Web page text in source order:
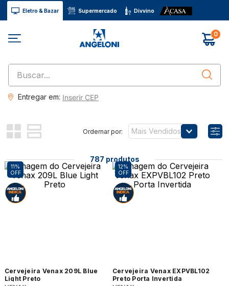
Eletro & Bazar Supermercado Divvino
0
Buscar...
Entregar em: Inserir CEP
Mais Vendidos
787 produtos
11%
OFF
Cervejeira Venax 209L Blue
Light Preto
12%
OFF
Cervejeira Venax EXPVBL102
Preto Porta Invertida